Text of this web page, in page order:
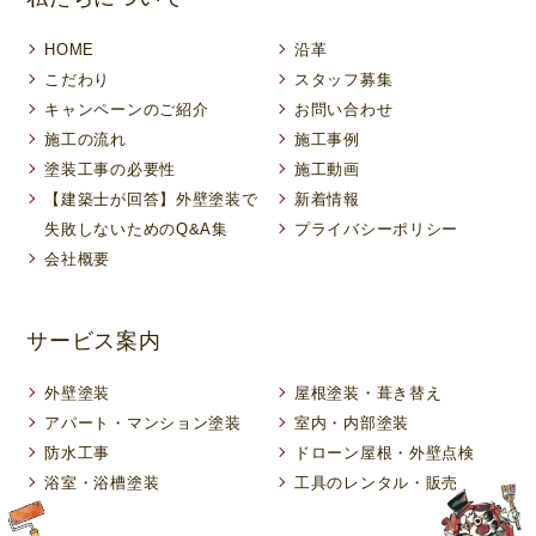
HOME
こだわり
キャンペーンのご紹介
施工の流れ
塗装工事の必要性
【建築士が回答】外壁塗装で
失敗しないためのQ&A集
会社概要
沿革
スタッフ募集
お問い合わせ
施工事例
施工動画
新着情報
プライバシーポリシー
サービス案内
外壁塗装
アパート・マンション塗装
防水工事
浴室・浴槽塗装
屋根塗装・葺き替え
室内・内部塗装
ドローン屋根・外壁点検
工具のレンタル・販売